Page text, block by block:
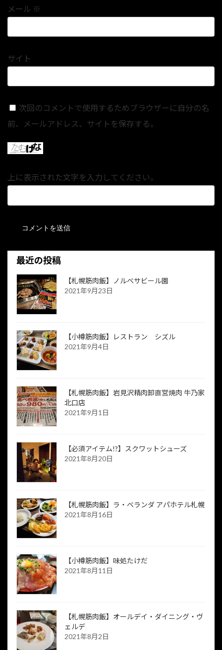
メール ※
サイト
次回のコメントで使用するためブラウザーに自分の名
前、メールアドレス、サイトを保存する。
上に表示された文字を入力してください。
最近の投稿
【札幌筋肉飯】ノルベサビール園
2021年9月23日
【小樽筋肉飯】レストラン シズル
2021年9月4日
【札幌筋肉飯】岩見沢精肉卸直営焼肉 牛乃家
北口店
2021年9月1日
【必須アイテム!?】スクワットシューズ
2021年8月20日
【札幌筋肉飯】ラ・ベランダ アパホテル札幌
2021年8月16日
【小樽筋肉飯】味処たけだ
2021年8月11日
【札幌筋肉飯】オールデイ・ダイニング・ヴ
ェルデ
2021年8月2日